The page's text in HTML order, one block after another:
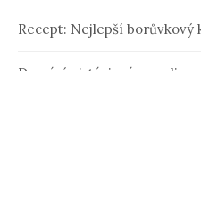
Recept: Nejlepší borůvkový
Domácí pistáciová zmrzlina